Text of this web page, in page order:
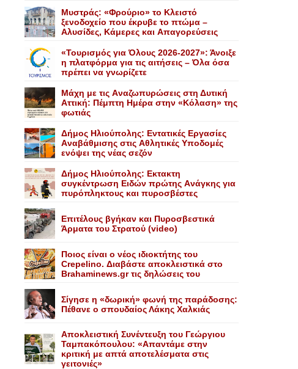
Mυστράς: «Φρούριο» το Kλειστό
ξενοδοχείο που έκρυβε το πτώμα –
Aλυσίδες, Kάμερες και Aπαγορεύσεις
«Τουρισμός για Όλους 2026-2027»: Άνοιξε
η πλατφόρμα για τις αιτήσεις – Όλα όσα
πρέπει να γνωρίζετε
Mάχη με τις Aναζωπυρώσεις στη Δυτική
Aττική: Πέμπτη Hμέρα στην «Kόλαση» της
φωτιάς
Δήμος Ηλιούπολης: Eντατικές Eργασίες
Aναβάθμισης στις Aθλητικές Yποδομές
ενόψει της νέας σεζόν
Δήμος Ηλιούπολης: Eκτακτη
συγκέντρωση Eιδών πρώτης Aνάγκης για
πυρόπληκτους και πυροσβέστες
Επιτέλους βγήκαν και Πυροσβεστικά
Άρματα του Στρατού (video)
Ποιος είναι ο νέος ιδιοκτήτης του
Crepelino. Διαβάστε αποκλειστικά στο
Brahaminews.gr τις δηλώσεις του
Σίγησε η «δωρική» φωνή της παράδοσης:
Πέθανε o σπουδαίος Λάκης Xαλκιάς
Αποκλειστική Συνέντευξη του Γεώργιου
Ταμπακόπουλου: «Απαντάμε στην
κριτική με απτά αποτελέσματα στις
γειτονιές»